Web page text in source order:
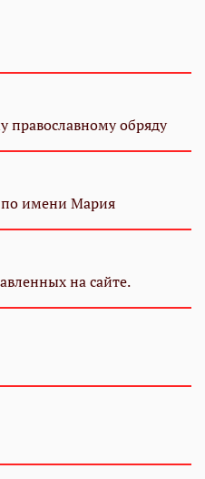
православному обряду
имени Мария
на сайте.